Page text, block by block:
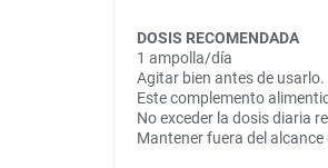
DOSIS RECOMENDADA
1 ampolla/día
Agitar bien antes de usarlo.
Este complemento
No exceder la dosis diaria
Mantener fuera del alcance